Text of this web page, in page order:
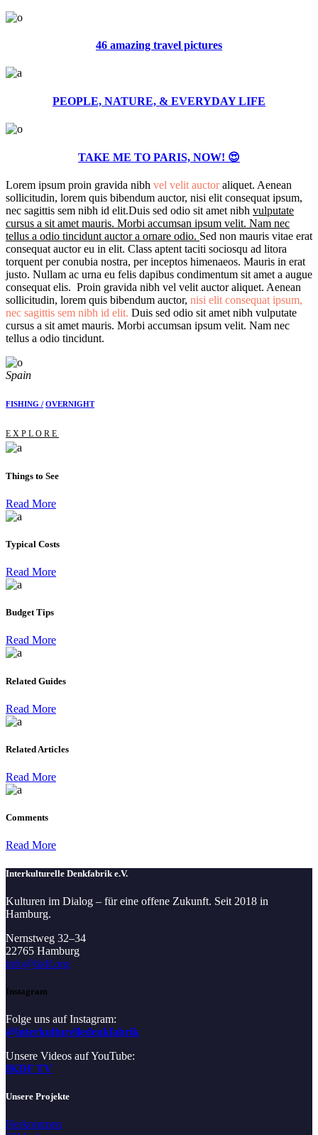
46 amazing travel pictures
PEOPLE, NATURE, & EVERYDAY LIFE
TAKE ME TO PARIS, NOW! 😍
Lorem ipsum proin gravida nibh vel velit auctoraliquet. Aenean
sollicitudin, lorem quis bibendum auctor, nisi elit consequat ipsum,
nec sagittis sem nibh id elit.Duis sed odio sit amet nibh vulputate
cursus a sit amet mauris. Morbi accumsan ipsum velit. Nam nec
tellus a odio tincidunt auctor a ornare odio. Sed non mauris vitae erat
consequat auctor eu in elit. Class aptent taciti sociosqu ad litora
torquent per conubia nostra, per inceptos himenaeos. Mauris in erat
justo. Nullam ac urna eu felis dapibus condimentum sit amet a augue
consequat elis. Proin gravida nibh vel velit auctor aliquet. Aenean
sollicitudin, lorem quis bibendum auctor, nisi elit consequat ipsum,
nec sagittis sem nibh id elit. Duis sed odio sit amet nibh vulputate
cursus a sit amet mauris. Morbi accumsan ipsum velit. Nam nec
tellus a odio tincidunt.
Spain
FISHING / OVERNIGHT
EXPLORE
Things to See
Read More
Typical Costs
Read More
Budget Tips
Read More
Related Guides
Read More
Related Articles
Read More
Comments
Read More
Interkulturelle Denkfabrik e.V.
Kulturen im Dialog – für eine offene Zukunft. Seit 2018 in
Hamburg.
Nernstweg 32–34
22765 Hamburg
info@ikdf.org
Instagram
Folge uns auf Instagram:
@interkulturelledenkfabrik
Unsere Videos auf YouTube:
IKDF TV
Unsere Projekte
Herkommen